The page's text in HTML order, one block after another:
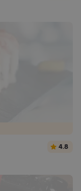
4.8